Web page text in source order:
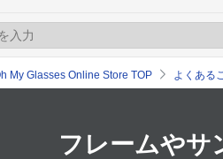
My Glasses Online Store TOP よくある
フレームやサ